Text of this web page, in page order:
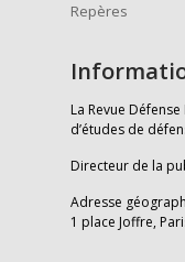
Repères
La Revue
d’études de
Directeur de la
Adresse
1 place Joffre,